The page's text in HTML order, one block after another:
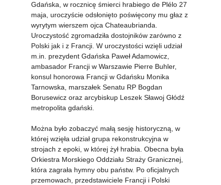
Gdańska, w rocznicę śmierci hrabiego de Plélo 27
maja, uroczyście odsłonięto poświęcony mu głaz z
wyrytym wierszem ojca Chateaubrianda.
Uroczystość zgromadziła dostojników zarówno z
Polski jak i z Francji. W uroczystości wzięli udział
m.in. prezydent Gdańska Paweł Adamowicz,
ambasador Francji w Warszawie Pierre Buhler,
konsul honorowa Francji w Gdańsku Monika
Tarnowska, marszałek Senatu RP Bogdan
Borusewicz oraz arcybiskup Leszek Sławoj Głódź
metropolita gdański.
Można było zobaczyć małą sesję historyczną, w
której wzięła udział grupa rekonstrukcyjna w
strojach z epoki, w której żył hrabia. Obecna była
Orkiestra Morskiego Oddziału Straży Granicznej,
która zagrała hymny obu państw. Po oficjalnych
przemowach, przedstawiciele Francji i Polski